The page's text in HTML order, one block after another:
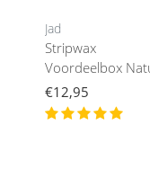
Jad
Stripwax
Voordeelbox
€12,95